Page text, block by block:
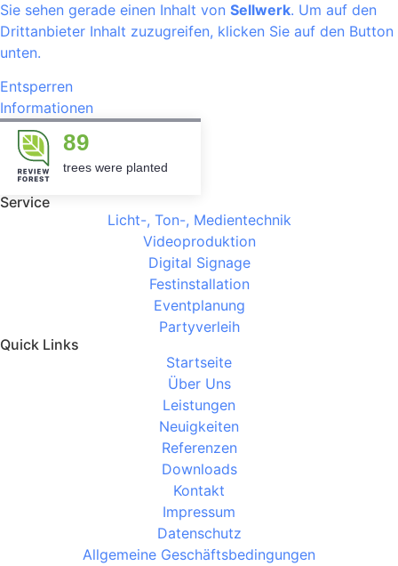
Sie sehen gerade einen Inhalt von Sellwerk. Um auf den
Drittanbieter Inhalt zuzugreifen, klicken Sie auf den Button
unten.
Entsperren
Informationen
89
trees were planted
Service
Licht-, Ton-, Medientechnik
Videoproduktion
Digital Signage
Festinstallation
Eventplanung
Partyverleih
Quick Links
Startseite
Über Uns
Leistungen
Neuigkeiten
Referenzen
Downloads
Kontakt
Impressum
Datenschutz
Allgemeine Geschäftsbedingungen